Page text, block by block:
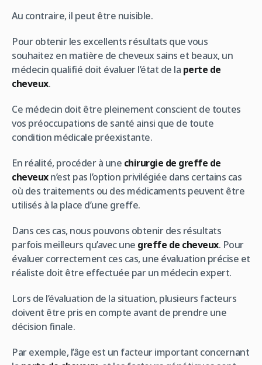
Au contraire, il peut être nuisible.
Pour obtenir les excellents résultats que vous
souhaitez en matière de cheveux sains et beaux, un
médecin qualifié doit évaluer l’état de la perte de
cheveux.
Ce médecin doit être pleinement conscient de toutes
vos préoccupations de santé ainsi que de toute
condition médicale préexistante.
En réalité, procéder à une chirurgie de greffe de
cheveuxn’est pas l’option privilégiée dans certains cas
où des traitements ou des médicaments peuvent être
utilisés à la place d’une greffe.
Dans ces cas, nous pouvons obtenir des résultats
parfois meilleurs qu’avec une greffe de cheveux. Pour
évaluer correctement ces cas, une évaluation précise et
réaliste doit être effectuée par un médecin expert.
Lors de l’évaluation de la situation, plusieurs facteurs
doivent être pris en compte avant de prendre une
décision finale.
Par exemple, l’âge est un facteur important concernant